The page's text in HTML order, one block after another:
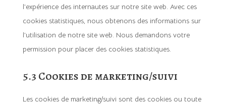
l’expérience des internautes sur notre site web. Avec ces
cookies statistiques, nous obtenons des informations sur
l’utilisation de notre site web. Nous demandons votre
permission pour placer des cookies statistiques.
5.3 Cookies de marketing/suivi
Les cookies de marketing/suivi sont des cookies ou toute